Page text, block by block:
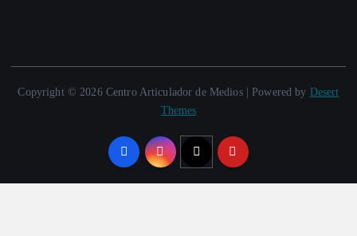
Copyright © 2026 Centro Articulador de Medios | Powered by Desert
Themes